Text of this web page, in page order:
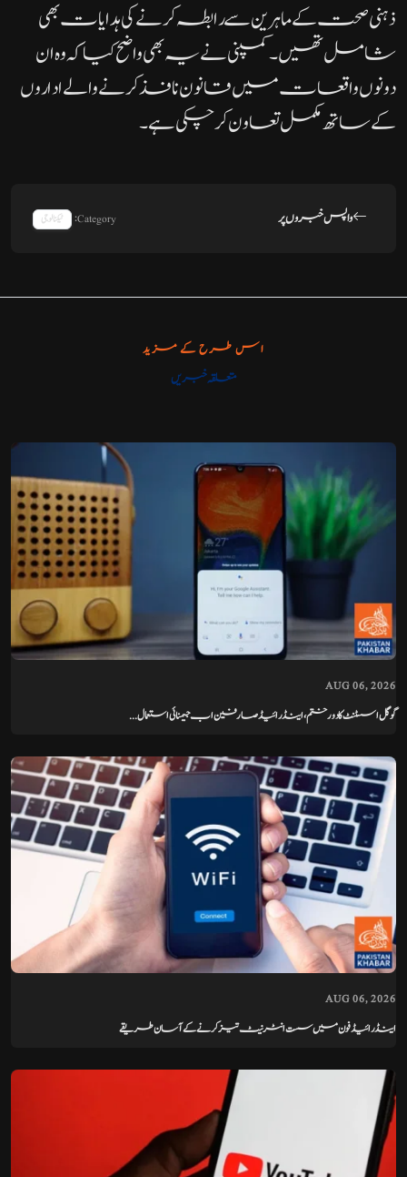
ذہنی صحت کے ماہرین سے رابطہ کرنے کی ہدایات بھی
شامل تھیں۔کمپنی نے یہ بھی واضح کیا کہ وہ ان
دونوں واقعات میں قانون نافذ کرنے والے اداروں
کے ساتھ مکمل تعاون کر چکی ہے۔
واپس خبروں پر Category: ٹیکنالوجی
اس طرح کے مزید
متعلقہ خبریں
AUG 06, 2026
گوگل اسسٹنٹ کا دور ختم، اینڈرائیڈ صارفین اب جیمنائی استعمال...
AUG 06, 2026
اینڈرائیڈ فون میں سست انٹرنیٹ تیز کرنے کے آسان طریقے